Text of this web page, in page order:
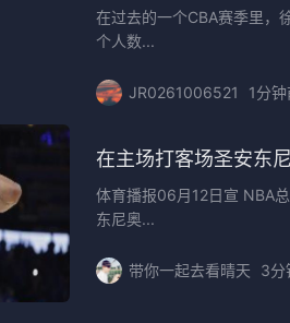
在过去的一个CBA赛季里，
个人数...
JR0261006521 1分
在主场打客场圣安东
体育播报06月12日宣 NBA
东尼奥...
带你一起去看晴天 3分